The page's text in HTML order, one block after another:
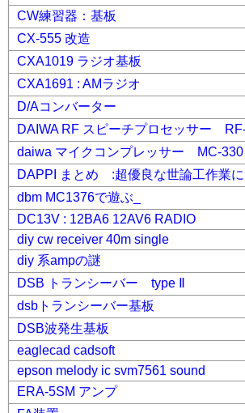
CW練習器：基板
CX-555 改造
CXA1019 ラジオ基板
CXA1691 : AMラジオ
D/Aコンバーター
DAIWA RF スピーチプロセッサー
daiwa マイクコンプレッサー MC-330
DAPPI まとめ :超優良な世論工作業に
dbm MC1376で遊ぶ_
DC13V : 12BA6 12AV6 RADIO
diy cw receiver 40m single
diy 系ampの謎
DSB トランシーバー type Ⅱ
dsbトランシーバー基板
DSB波発生基板
eaglecad cadsoft
epson melody ic svm7561 sound
ERA-5SM アンプ